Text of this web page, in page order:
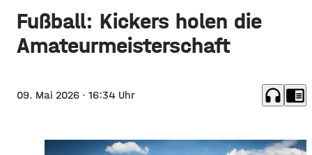
Fußball: Kickers holen die
Amateurmeisterschaft
09. Mai 2026 · 16:34 Uhr headphones chrome_reader_mode